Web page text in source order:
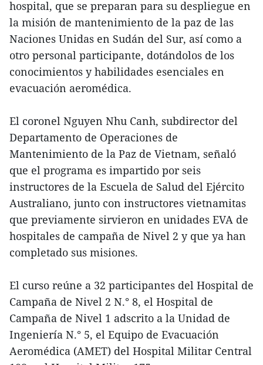
hospital, que se preparan para su despliegue en
la misión de mantenimiento de la paz de las
Naciones Unidas en Sudán del Sur, así como a
otro personal participante, dotándolos de los
conocimientos y habilidades esenciales en
evacuación aeromédica.
El coronel Nguyen Nhu Canh, subdirector del
Departamento de Operaciones de
Mantenimiento de la Paz de Vietnam, señaló
que el programa es impartido por seis
instructores de la Escuela de Salud del Ejército
Australiano, junto con instructores vietnamitas
que previamente sirvieron en unidades EVA de
hospitales de campaña de Nivel 2 y que ya han
completado sus misiones.
El curso reúne a 32 participantes del Hospital de
Campaña de Nivel 2 N.° 8, el Hospital de
Campaña de Nivel 1 adscrito a la Unidad de
Ingeniería N.° 5, el Equipo de Evacuación
Aeromédica (AMET) del Hospital Militar Central